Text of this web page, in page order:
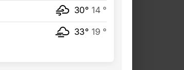
30° 14 °
33° 19 °